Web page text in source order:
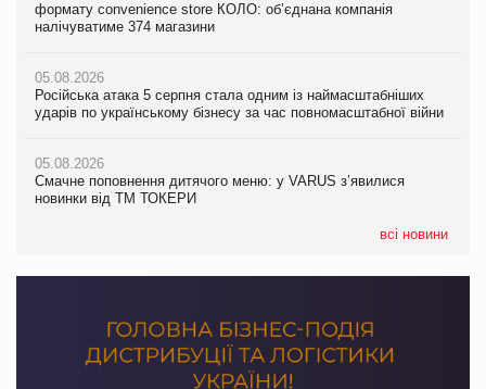
формату convenience store КОЛО: об’єднана компанія
налічуватиме 374 магазини
05.08.2026
Російська атака 5 серпня стала одним із наймасштабніших
ударів по українському бізнесу за час повномасштабної війни
05.08.2026
Смачне поповнення дитячого меню: у VARUS з’явилися
новинки від ТМ ТОКЕРИ
всі новини
Смачне поповнення дитячого меню: у VARUS з’явилися
новинки від ТМ ТОКЕРИ
05.08.2026
Сергій Лісунов про заморожені хлібобулочні вироби на
PrivateLabel&FMCG Master 2026
04.08.2026
Через атаку РФ у Дніпрі пошкоджено склад шоколаду
Millennium
продуктів